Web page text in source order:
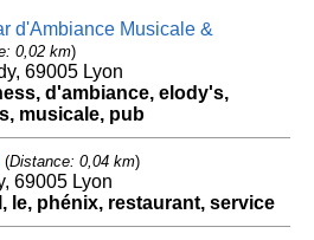
d'Ambiance Musicale &
0,02 km)
69005 Lyon
d'ambiance, elody's,
musicale, pub
(Distance: 0,04 km)
69005 Lyon
le, phénix, restaurant, service